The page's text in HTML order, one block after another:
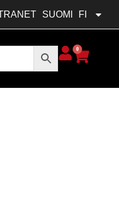
SUOMI FI
POLSKI
PL
0